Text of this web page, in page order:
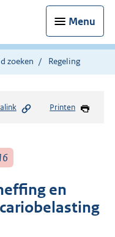
Menu
zoeken Regeling
Printen
en